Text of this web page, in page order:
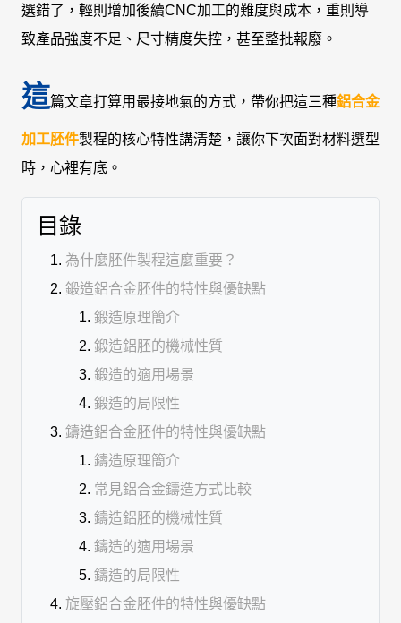
選錯了，輕則增加後續CNC加工的難度與成本，重則導
致產品強度不足、尺寸精度失控，甚至整批報廢。
這篇文章打算用最接地氣的方式，帶你把這三種鋁合金
加工胚件製程的核心特性講清楚，讓你下次面對材料選型
時，心裡有底。
目錄
為什麼胚件製程這麼重要？
鍛造鋁合金胚件的特性與優缺點
鍛造原理簡介
鍛造鋁胚的機械性質
鍛造的適用場景
鍛造的局限性
鑄造鋁合金胚件的特性與優缺點
鑄造原理簡介
常見鋁合金鑄造方式比較
鑄造鋁胚的機械性質
鑄造的適用場景
鑄造的局限性
旋壓鋁合金胚件的特性與優缺點